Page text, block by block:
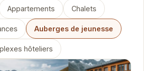
Appartements Chalets
Auberges de jeunesse
hôteliers